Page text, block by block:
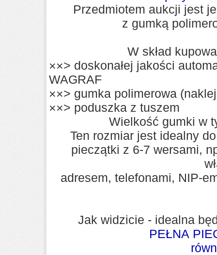
Przedmiotem aukcji jest
z gumką
W skład
××> doskonałej jakości
WAGRAF
××> gumka polimerowa
××> poduszka z tuszem
Wielkość gumki w
Ten rozmiar jest idealny
pieczątki z 6-7 wersami,
adresem, telefonami, NIP-
Jak widzicie - idealna
PEŁNA